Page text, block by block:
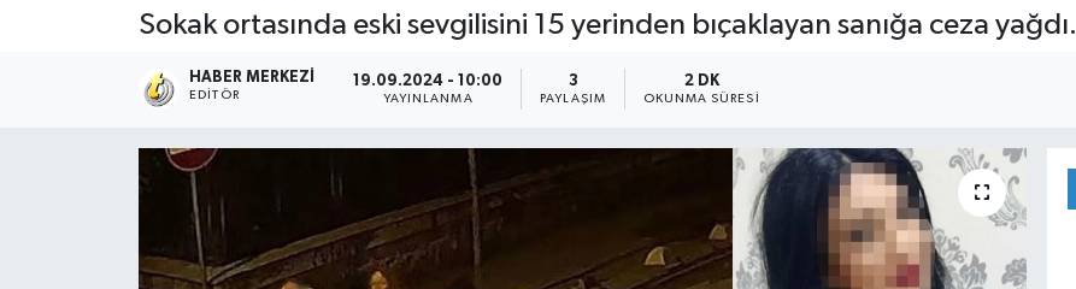
Sokak ortasında eski sevgilisini 15 yerinden bıçaklayan sanığa ceza yağdı.
HABER MERKEZI
EDITÖR
19.09.2024 - 10:00
YAYINLANMA
3
PAYLAŞIM
2 DK
OKUNMA SÜRESI
Vefat Edenler